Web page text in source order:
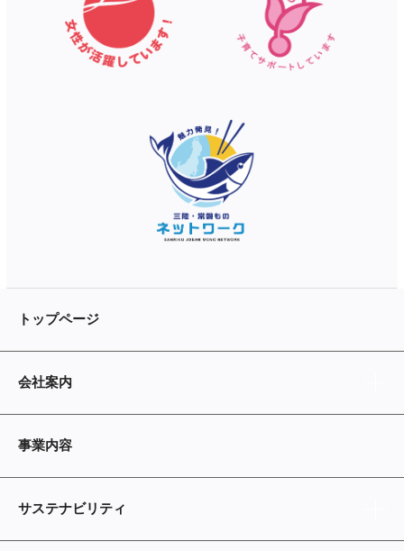
トップページ
会社案内
事業内容
サステナビリティ